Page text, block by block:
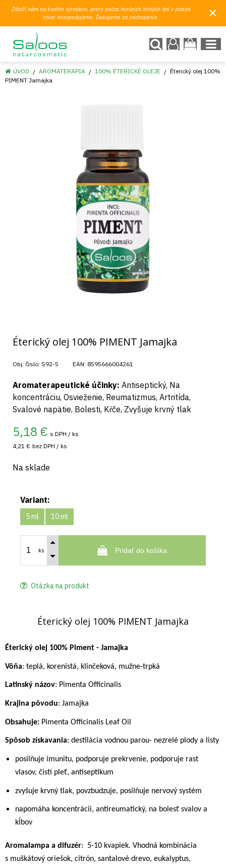
Záleží nám na kvalite výrobkov, preto počas horúcich letných dní v piatok
tovar neexpedujeme. Ďakujeme za pochopenie.
×
ÚVOD AROMATERAPIA 100% ÉTERICKÉ OLEJE
Éterický olej 100%
PIMENT Jamajka
Éterický olej 100% PIMENT Jamajka
Obj. čislo: S92-5 EAN: 8595666004261
Aromaterapeutické účinky: Antiseptický, Na
koncentráciu, Osvieženie, Reumatizmus, Artritída,
Svalové napätie, Bolesti, Kŕče, Zvyšuje krvný tlak
5,18 € s DPH / ks
4,21 € bez DPH / ks
Na sklade
Variant:
5 ml 10 ml
ks Pridať do košíka
Otázka na produkt
Éterický olej 100% PIMENT Jamajka
Éterický olej 100% Piment - Jamajka
Vôňa: teplá, korenistá, klinčeková, mužne-trpká
Latinský názov: Pimenta Officinalis
Krajina pôvodu: Jamajka
Obsahuje: Pimenta Officinalis Leaf Oil
Spôsob získavania: destilácia vodnou parou- nezrelé plody a listy
posilňuje imunitu, podporuje prekrvenie, podporuje rast
vlasov, čistí pleť, antiseptikum
zvyšuje krvný tlak, povzbudzuje, posilňuje nervový systém
napomáha koncentrácii, antireumatický, na bolesť svalov a
kĺbov
Aromalampa a difuzér:
5-10 kvapiek. Vhodná kombinácia
s muškátový oriešok, citrón, santalové drevo, eukalyptus,